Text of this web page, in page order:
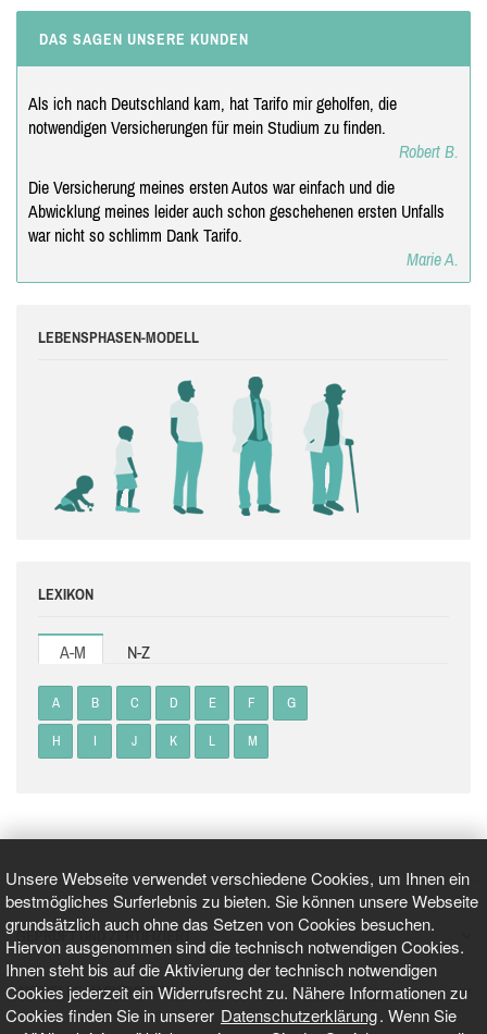
Unsere Webseite verwendet verschiedene Cookies, um Ihnen ein
bestmögliches Surferlebnis zu bieten. Sie können unsere Webseite
grundsätzlich auch ohne das Setzen von Cookies besuchen.
Hiervon ausgenommen sind die technisch notwendigen Cookies.
Ihnen steht bis auf die Aktivierung der technisch notwendigen
Cookies jederzeit ein Widerrufsrecht zu. Nähere Informationen zu
Cookies finden Sie in unserer Datenschutzerklärung. Wenn Sie
DAS SAGEN UNSERE KUNDEN
Als ich nach Deutschland kam, hat Tarifo mir geholfen, die
notwendigen Versicherungen für mein Studium zu finden.
Robert B.
Die Versicherung meines ersten Autos war einfach und die
Abwicklung meines leider auch schon geschehenen ersten Unfalls
war nicht so schlimm Dank Tarifo.
Marie A.
LEBENSPHASEN-MODELL
LEXIKON
A-M N-Z
A B C D E F G
H I J K L M
GEPRÜFT UND ZERTIFIZIERT
AKTUELLE NACHRICHTEN